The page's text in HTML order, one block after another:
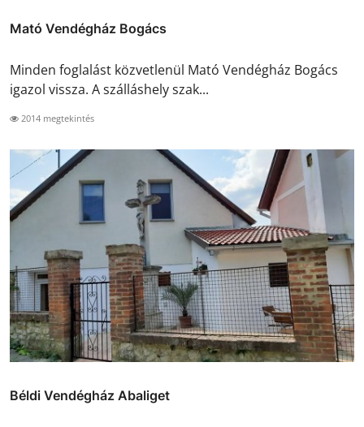
Mató Vendégház Bogács
Minden foglalást közvetlenül Mató Vendégház Bogács
igazol vissza. A szálláshely szak...
2014 megtekintés
Béldi Vendégház Abaliget